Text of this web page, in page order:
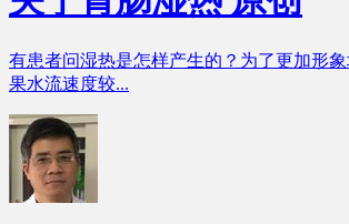
有患者问湿热是怎样产生的？为了更加形
果水流速度较...